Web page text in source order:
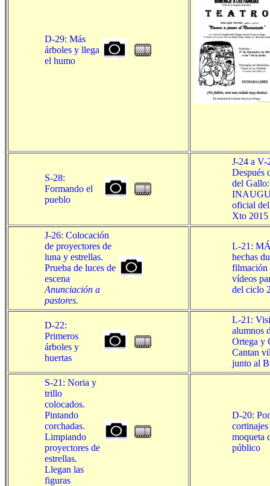
D-29: Más
árboles y llega
el humo
S-28:
Formando el
pueblo
J-24 a V-
Después
del Gallo:
oficial
Xto 2015
J-26: Colocación
de proyectores de
luna y estrellas.
Prueba de luces de
escena
Anunciación a
pastores.
L-21:
hechas
filmación
vídeos
del ciclo
D-22:
Primeros
árboles y
huertas
L-21:
alumnos
Ortega y
Cantan
junto al
S-21: Noria y
trillo
colocados.
Pintando
corchadas.
Limpiando
proyectores de
estrellas.
Llegan las
figuras
D-20:
moqueta
público